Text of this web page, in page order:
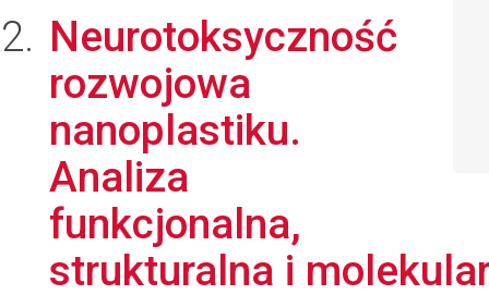
Neurotoksyczność
rozwojowa
nanoplastiku.
Analiza
funkcjonalna,
strukturalna i